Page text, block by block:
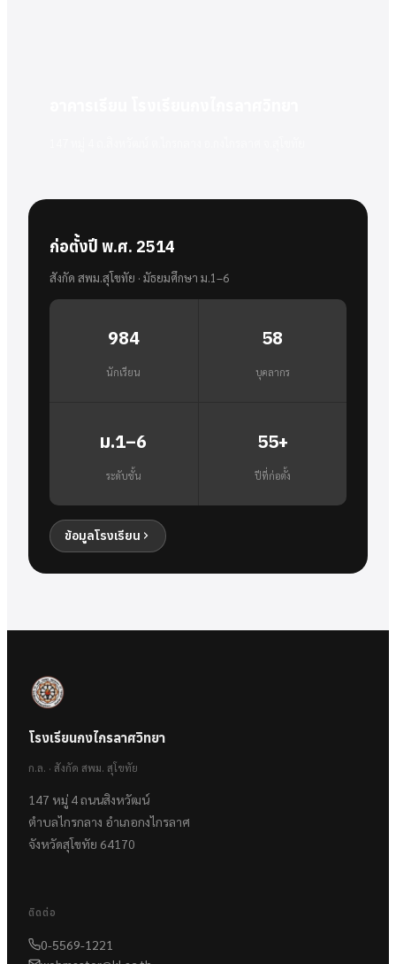
ก่อตั้งปี พ.ศ. 2514
สังกัด สพม.สุโขทัย · มัธยมศึกษา ม.1–6
984
นักเรียน
58
บุคลากร
ม.1–6
ระดับชั้น
55+
ปีที่ก่อตั้ง
ข้อมูลโรงเรียน
โรงเรียนกงไกรลาศวิทยา
ก.ล. · สังกัด สพม. สุโขทัย
147 หมู่ 4 ถนนสิงหวัฒน์
ตำบลไกรกลาง อำเภอกงไกรลาศ
จังหวัดสุโขทัย 64170
ติดต่อ
0-5569-1221